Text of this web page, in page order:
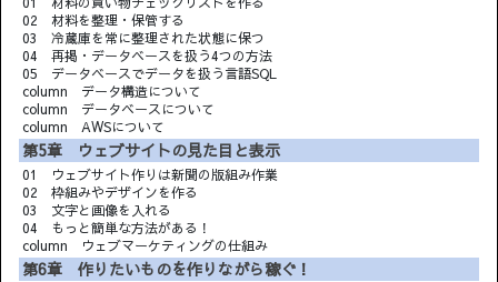
02 材料を整理・保管する
03 冷蔵庫を常に整理された状態に保つ
04 再掲・データベースを扱う4つの方法
05 データベースでデータを扱う言語SQL
column データ構造について
column データベースについて
column AWSについて
第5章 ウェブサイトの見た目と表示
01 ウェブサイト作りは新聞の版組み作業
02 枠組みやデザインを作る
03 文字と画像を入れる
04 もっと簡単な方法がある！
column ウェブマーケティングの仕組み
第6章 作りたいものを作りながら稼ぐ！